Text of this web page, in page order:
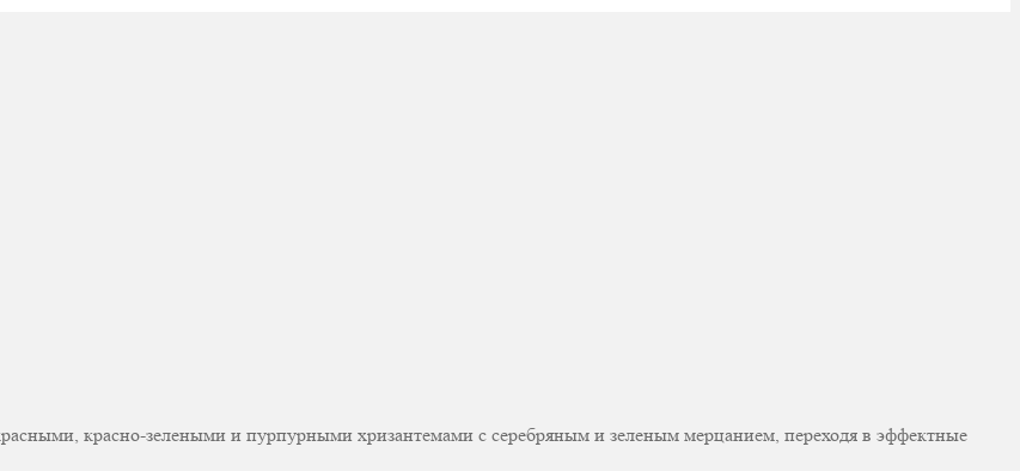
красно-зелеными и пурпурными хризантемами с серебряным и зеленым мерцанием, переходя в эффектные